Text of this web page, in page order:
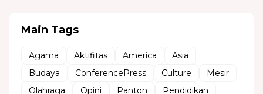
Main Tags
Agama Aktifitas America
Asia
Budaya
ConferencePress Culture
Mesir
Olahraga
Opini Panton Pendidikan